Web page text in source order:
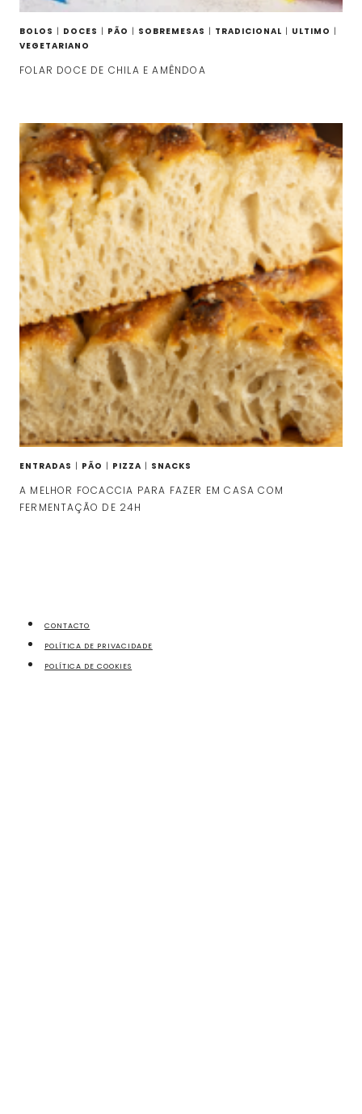
BOLOS | DOCES | PÃO | SOBREMESAS | TRADICIONAL | ULTIMO |
VEGETARIANO
FOLAR DOCE DE CHILA E AMÊNDOA
ENTRADAS | PÃO | PIZZA | SNACKS
A MELHOR FOCACCIA PARA FAZER EM CASA COM
FERMENTAÇÃO DE 24H
CONTACTO
POLÍTICA DE PRIVACIDADE
POLÍTICA DE COOKIES